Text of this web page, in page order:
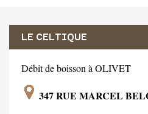
LE CELTIQUE
Débit de boisson à OLIVET
347 RUE MARCEL